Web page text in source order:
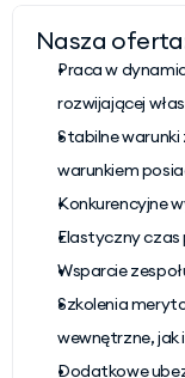
Nasza
Praca w
rozwijającej
Stabilne
warunkiem
Konkurencyjne
Elastyczny czas
Wsparcie
Szkolenia
wewnętrzne, jak
Dodatkowe